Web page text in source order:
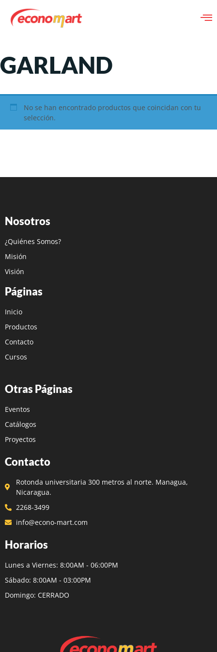
GARLAND
No se han encontrado productos que coincidan con tu
selección.
Nosotros
¿Quiénes Somos?
Misión
Visión
Páginas
Inicio
Productos
Contacto
Cursos
Otras Páginas
Eventos
Catálogos
Proyectos
Contacto
Rotonda universitaria 300 metros al norte. Managua,
Nicaragua.
2268-3499
info@econo-mart.com
Horarios
Lunes a Viernes: 8:00AM - 06:00PM
Sábado: 8:00AM - 03:00PM
Domingo: CERRADO